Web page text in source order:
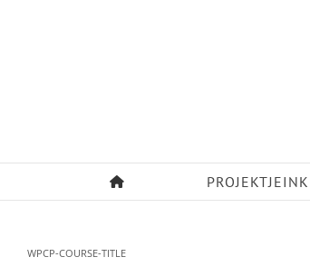
PROJEKTJEINK
WPCP-COURSE-TITLE